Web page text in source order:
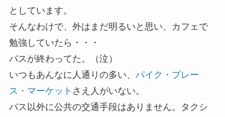
としています。
そんなわけで、外はまだ明るいと思い、カフェで
勉強していたら・・・
バスが終わってた。（泣）
いつもあんなに人通りの多い、 パイク・プレー
ス・マーケット さえ人がいない。
バス以外に公共の交通手段はありません。タクシ